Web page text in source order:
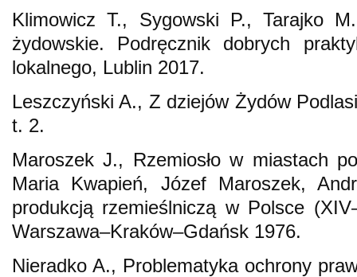
Klimowicz T., Sygowski P., Tarajko
żydowskie. Podręcznik dobrych
lokalnego, Lublin 2017.
Leszczyński A., Z dziejów Żydów
t. 2.
Maroszek J., Rzemiosło w miastach
Maria Kwapień, Józef Maroszek,
produkcją rzemieślniczą w Polsce
Warszawa–Kraków–Gdańsk 1976.
Nieradko A., Problematyka ochrony